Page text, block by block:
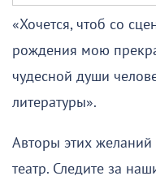
«Хочется, чтоб со
рождения мою
чудесной души
литературы».
Авторы этих желаний
театр. Следите за